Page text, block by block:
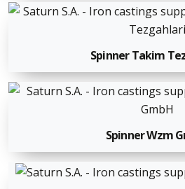
Spinner Takim
Spinner Wzm